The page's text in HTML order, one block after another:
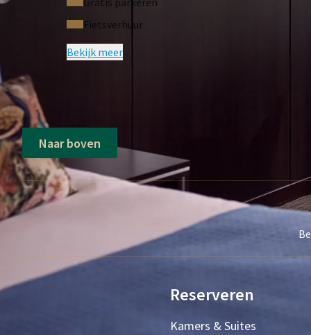
Tevens hebben wij ook kamers voor
telefonisch contact met ons opnemen.
De getoonde foto is een impressie, de
Fietsverhuur
Bekijk meer
Naar boven
Reserveren
Kamers & Suites